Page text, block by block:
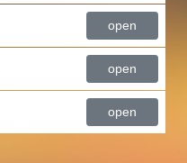
open
open
open